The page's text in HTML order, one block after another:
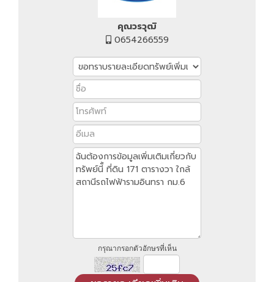
คุณวรวุฒิ
0654266559
กรุณากรอกตัวอักษรที่เห็น